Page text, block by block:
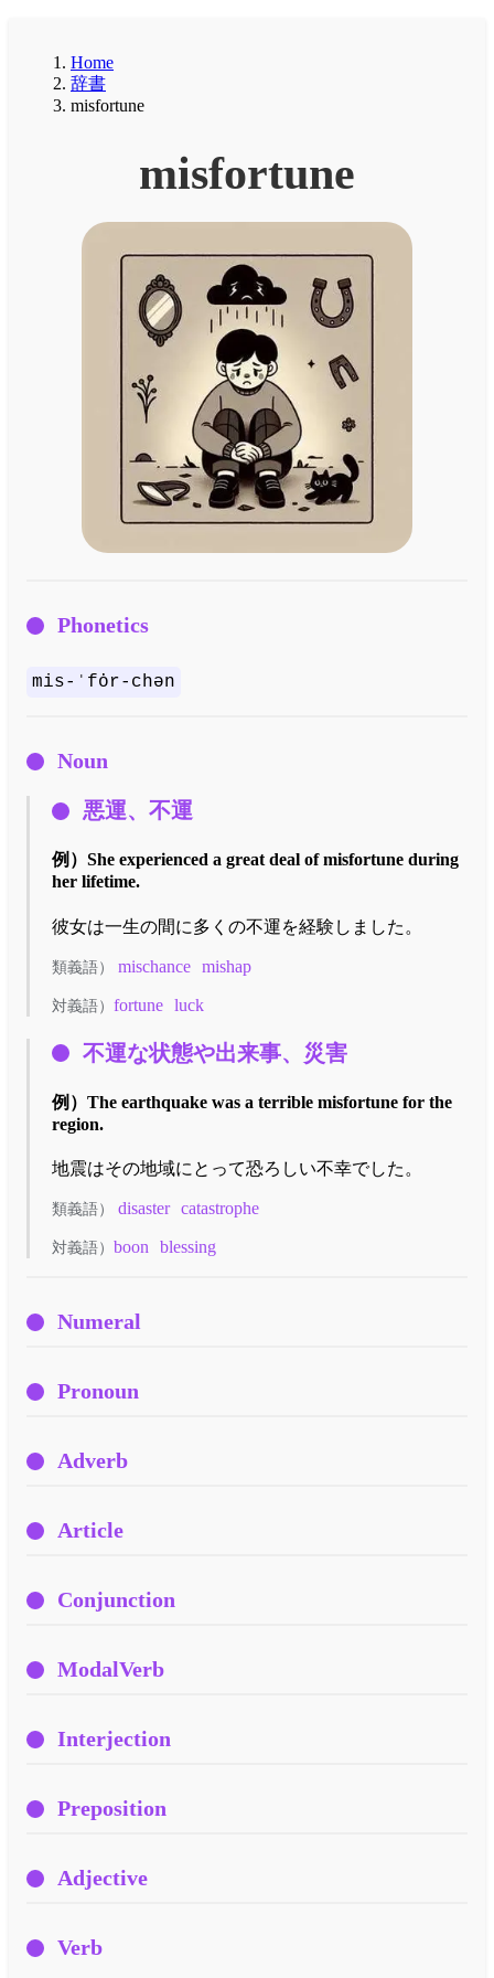
Home
辞書
misfortune
misfortune
Phonetics
mis-ˈfȯr-chən
Noun
悪運、不運
例） She experienced a great deal of misfortune during
her lifetime.
彼女は一生の間に多くの不運を経験しました。
類義語） mischance mishap
対義語） fortune luck
不運な状態や出来事、災害
例） The earthquake was a terrible misfortune for the
region.
地震はその地域にとって恐ろしい不幸でした。
類義語） disaster catastrophe
対義語） boon blessing
Numeral
Pronoun
Adverb
Article
Conjunction
ModalVerb
Interjection
Preposition
Adjective
Verb